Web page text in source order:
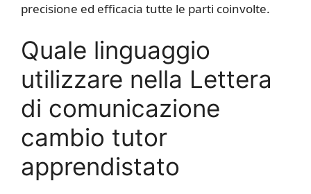
precisione ed efficacia tutte le parti coinvolte.
Quale linguaggio
utilizzare nella Lettera
di comunicazione
cambio tutor
apprendistato